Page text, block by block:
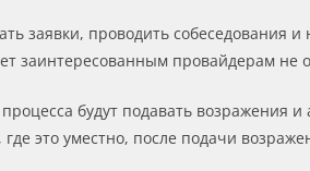
заявки, проводить
заинтересованным провайдерам не
будут подавать возражения
это уместно, после подачи